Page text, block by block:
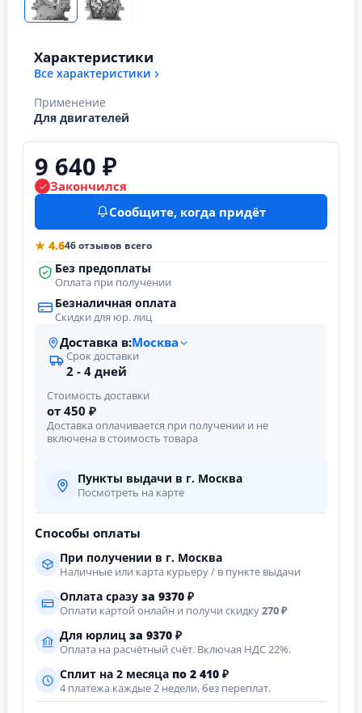
Характеристики
Все характеристики
Применение
Для двигателей
9 640 ₽
Закончился
Сообщите, когда придёт
★ 4.646 отзывов всего
Без предоплаты
Оплата при получении
Безналичная оплата
Скидки для юр. лиц
Доставка в:Москва
Срок доставки
2 - 4 дней
Стоимость доставки
от 450 ₽
Доставка оплачивается при получении и не
включена в стоимость товара
Пункты выдачи в г. Москва
Посмотреть на карте
Способы оплаты
При получении в г. Москва
Наличные или карта курьеру / в пункте выдачи
Оплата сразу за 9370 ₽
Оплати картой онлайн и получи скидку270 ₽
Для юрлиц за 9370 ₽
Оплата на расчётный счёт. Включая НДС 22%.
Сплит на 2 месяца по 2 410 ₽
4 платежа каждые 2 недели, без переплат.